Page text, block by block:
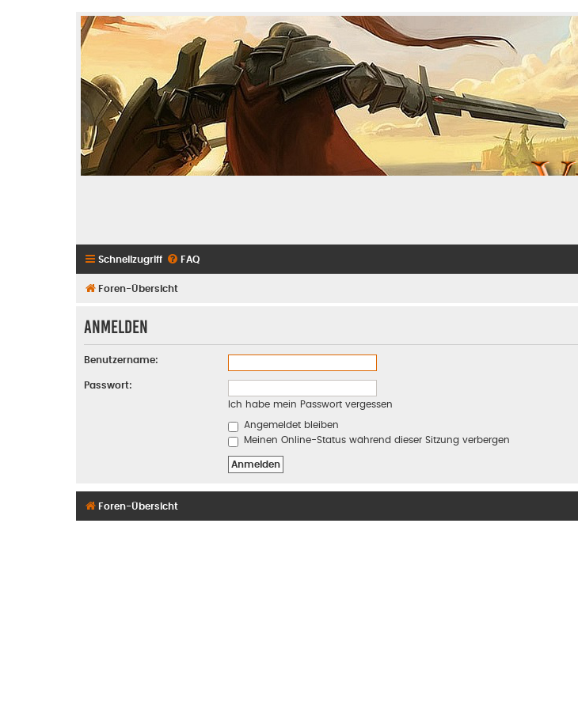
Schnellzugriff FAQ
Foren-Übersicht
Anmelden
Benutzername:
Passwort:
Ich habe mein Passwort vergessen
Angemeldet bleiben
Meinen Online-Status während dieser Sitzung verbergen
Foren-Übersicht